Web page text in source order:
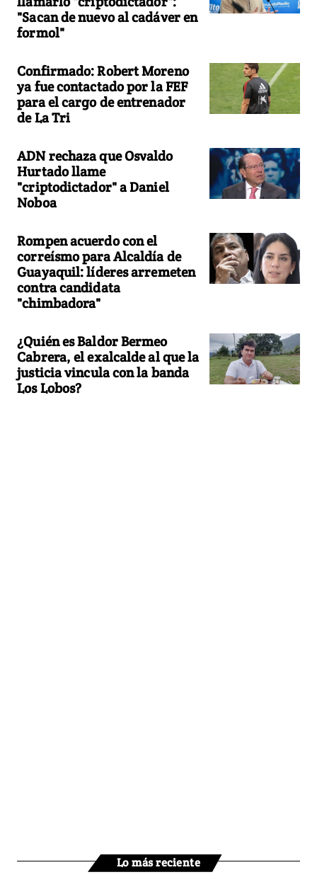
"Sacan de nuevo al cadáver en
formol"
Confirmado: Robert Moreno
ya fue contactado por la FEF
para el cargo de entrenador
de La Tri
ADN rechaza que Osvaldo
Hurtado llame
"criptodictador" a Daniel
Noboa
Rompen acuerdo con el
correísmo para Alcaldía de
Guayaquil: líderes arremeten
contra candidata
"chimbadora"
¿Quién es Baldor Bermeo
Cabrera, el exalcalde al que la
justicia vincula con la banda
Los Lobos?
Lo más reciente